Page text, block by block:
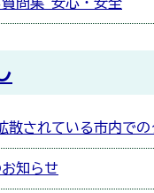
散されている市内で
知らせ